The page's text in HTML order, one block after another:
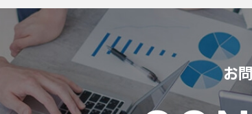
お